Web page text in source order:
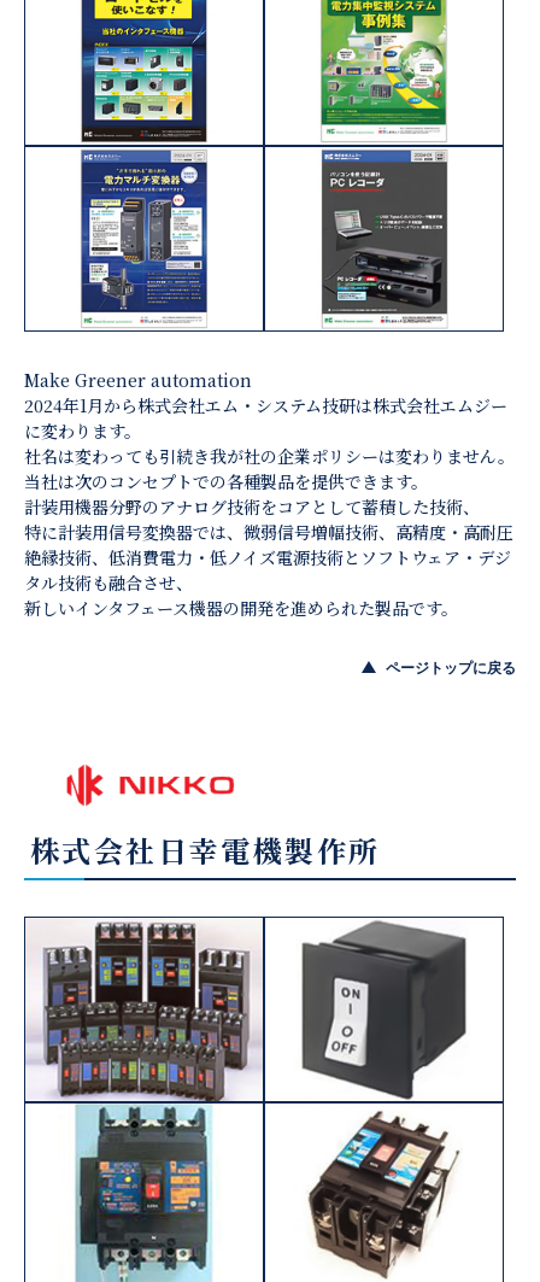
Make Greener automation
2024年1月から株式会社エム・システム技研は株式会社エムジー
に変わります。
社名は変わっても引続き我が社の企業ポリシーは変わりません。
当社は次のコンセプトでの各種製品を提供できます。
計装用機器分野のアナログ技術をコアとして蓄積した技術、
特に計装用信号変換器では、微弱信号増幅技術、高精度・高耐圧
絶縁技術、低消費電力・低ノイズ電源技術とソフトウェア・デジ
タル技術も融合させ、
新しいインタフェース機器の開発を進められた製品です。
ページトップに戻る
株式会社日幸電機製作所